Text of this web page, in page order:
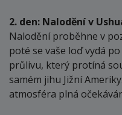
2. den: Nalodění v
Nalodění proběhne v
poté se vaše loď vydá
průlivu, který protíná
samém jihu Jižní
atmosféra plná